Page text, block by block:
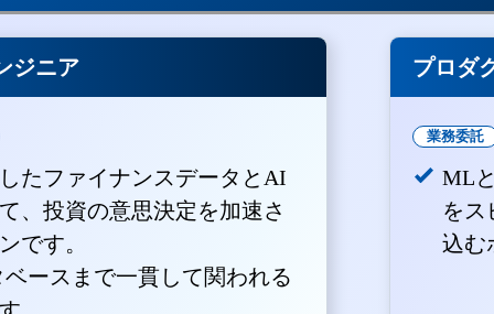
ジニア
たファイナンスデータとAI
、投資の意思決定を加速さ
です。
ースまで一貫して関われる
プロダ
業務委託
ML
をス
込む